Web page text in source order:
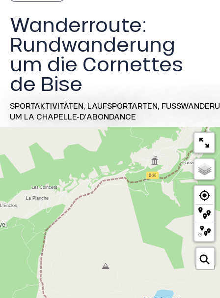
Wanderroute:
Rundwanderung
um die Cornettes
de Bise
SPORTAKTIVITÄTEN, LAUFSPORTARTEN,
UM LA CHAPELLE-D'ABONDANCE